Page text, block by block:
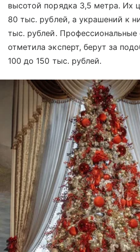
высотой порядка 3,5 метра. Их
80 тыс. рублей, а украшений к
тыс. рублей.
отметила эксперт, берут за
100 до 150 тыс. рублей.